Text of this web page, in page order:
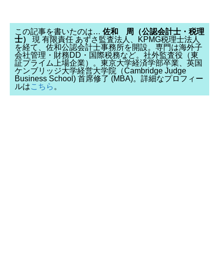
この記事を書いたのは… 佐和 周（公認会計士・税理
士）
現 有限責任 あずさ監査法人、KPMG税理士法人
を経て、佐和公認会計士事務所を開設。専門は海外子
会社管理・財務DD・国際税務など。社外監査役（東
証プライム上場企業）。東京大学経済学部卒業、英国
ケンブリッジ大学経営大学院（Cambridge Judge
Business School) 首席修了 (MBA)。詳細なプロフィー
ルはこちら 。